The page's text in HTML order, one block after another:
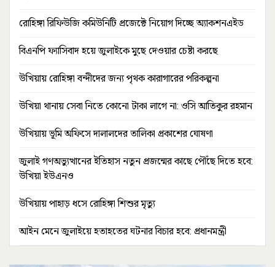
রোহিঙ্গা রিফিউজি কমিউনিটি প্রজেক্টে নিয়োগ দিচ্ছে অ্যাকশনএইড
বিএনপি ফ্যাসিবাদ হয়ে জুলাইকে মুছে দেওয়ার চেষ্টা করছে
উখিয়ায় রোহিঙ্গা বন্দীদের জন্য পৃথক কারাগারের পরিকল্পনা
উখিয়া থানায় সেবা নিতে কোনো টাকা লাগে না: ওসি আতিকুর রহমান
উখিয়ায় ভূমি অফিসে দালালদের তালিকা প্রকাশের ঘোষণা
জুলাই গণঅভ্যুত্থানের ইতিহাস নতুন প্রজন্মের কাছে পৌঁছে দিতে হবে:
উখিয়া ইউএনও
উখিয়ায় পাহাড় ধসে রোহিঙ্গা শিশুর মৃত্যু
আইন মেনে জুলাইয়ে হতাহতের ঘটনার বিচার হবে: প্রধানমন্ত্রী